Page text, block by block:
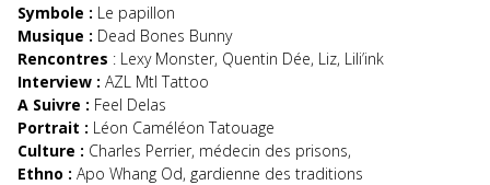
Symbole : Le papillon
Musique : Dead Bones Bunny
Rencontres : Lexy Monster, Quentin Dée, Liz, Lili’ink
Interview : AZL Mtl Tattoo
A Suivre : Feel Delas
Portrait : Léon Caméléon Tatouage
Culture : Charles Perrier, médecin des prisons,
Ethno : Apo Whang Od, gardienne des traditions